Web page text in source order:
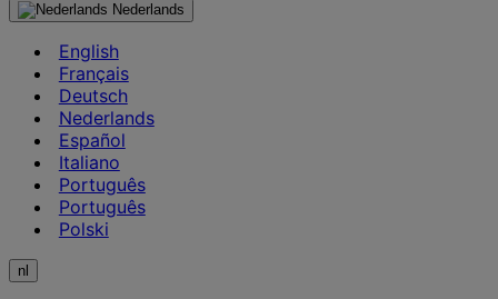
Nederlands
English
Français
Deutsch
Nederlands
Español
Italiano
Português
Português
Polski
nl